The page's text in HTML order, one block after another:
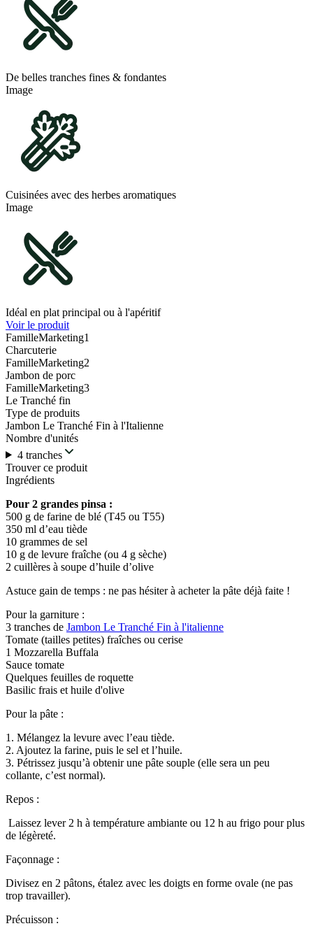
De belles tranches fines & fondantes
Image
Cuisinées avec des herbes aromatiques
Image
Idéal en plat principal ou à l'apéritif
Voir le produit
FamilleMarketing1
Charcuterie
FamilleMarketing2
Jambon de porc
FamilleMarketing3
Le Tranché fin
Type de produits
Jambon Le Tranché Fin à l'Italienne
Nombre d'unités
4 tranches
Trouver ce produit
Ingrédients
Pour 2 grandes pinsa :
500 g de farine de blé (T45 ou T55)
350 ml d’eau tiède
10 grammes de sel
10 g de levure fraîche (ou 4 g sèche)
2 cuillères à soupe d’huile d’olive
Astuce gain de temps : ne pas hésiter à acheter la pâte déjà faite !
Pour la garniture :
3 tranches de Jambon Le Tranché Fin à l'italienne
Tomate (tailles petites) fraîches ou cerise
1 Mozzarella Buffala
Sauce tomate
Quelques feuilles de roquette
Basilic frais et huile d'olive
Pour la pâte :
1. Mélangez la levure avec l’eau tiède.
2. Ajoutez la farine, puis le sel et l’huile.
3. Pétrissez jusqu’à obtenir une pâte souple (elle sera un peu
collante, c’est normal).
Repos :
Laissez lever 2 h à température ambiante ou 12 h au frigo pour plus
de légèreté.
Façonnage :
Divisez en 2 pâtons, étalez avec les doigts en forme ovale (ne pas
trop travailler).
Précuisson :